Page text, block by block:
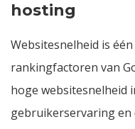
hosting
Websitesnelheid is
rankingfactoren van
hoge websitesnelheid
gebruikerservaring en